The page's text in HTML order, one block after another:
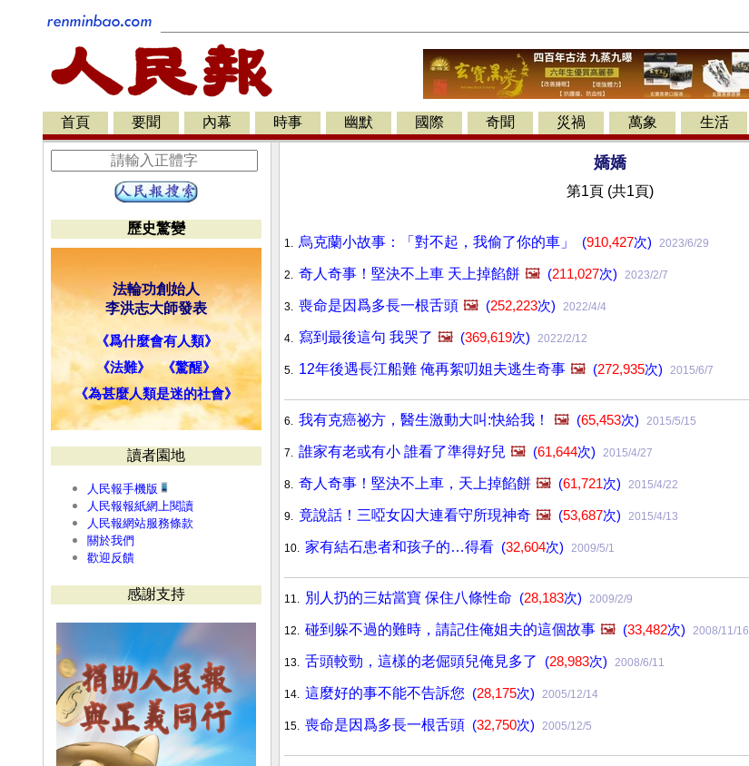
首頁 要聞 內幕 時事 幽默 國際 奇聞 災禍 萬象 生活
歷史驚變
法輪功創始人
李洪志大師發表
《爲什麼會有人類》
《法難》
《驚醒》
《為甚麼人類是迷的社會》
讀者園地
人民報手機版
人民報報紙網上閱讀
人民報網站服務條款
關於我們
歡迎反饋
感謝支持
嬌嬌
第1頁 (共1頁)
1. 烏克蘭小故事：「對不起，我偷了你的車」 (910,427次) 2023/6/29
2. 奇人奇事！堅決不上車 天上掉餡餅 🖼️ (211,027次) 2023/2/7
3. 喪命是因爲多長一根舌頭 🖼️ (252,223次) 2022/4/4
4. 寫到最後這句 我哭了 🖼️ (369,619次) 2022/2/12
5. 12年後遇長江船難 俺再絮叨姐夫逃生奇事 🖼️ (272,935次) 2015/6/7
6. 我有克癌祕方，醫生激動大叫:快給我！ 🖼️ (65,453次) 2015/5/15
7. 誰家有老或有小 誰看了準得好兒 🖼️ (61,644次) 2015/4/27
8. 奇人奇事！堅決不上車，天上掉餡餅 🖼️ (61,721次) 2015/4/22
9. 竟說話！三啞女囚大連看守所現神奇 🖼️ (53,687次) 2015/4/13
10. 家有結石患者和孩子的…得看 (32,604次) 2009/5/1
11. 別人扔的三姑當寶 保住八條性命 (28,183次) 2009/2/9
12. 碰到躲不過的難時，請記住俺姐夫的這個故事 🖼️ (33,482次) 2008/11/16
13. 舌頭較勁，這樣的老倔頭兒俺見多了 (28,983次) 2008/6/11
14. 這麼好的事不能不告訴您 (28,175次) 2005/12/14
15. 喪命是因爲多長一根舌頭 (32,750次) 2005/12/5